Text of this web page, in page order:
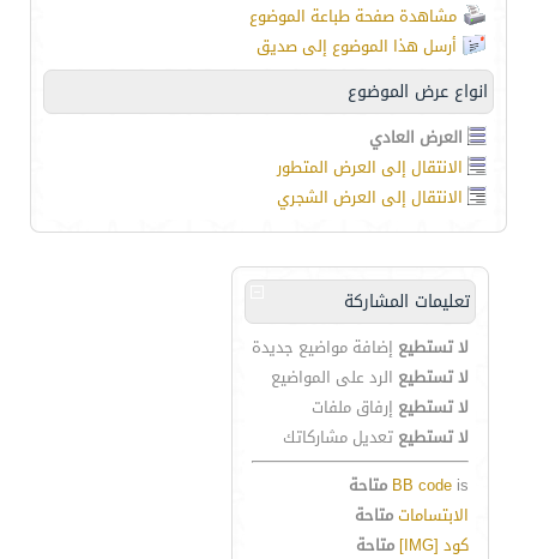
مشاهدة صفحة طباعة الموضوع
أرسل هذا الموضوع إلى صديق
انواع عرض الموضوع
العرض العادي
الانتقال إلى العرض المتطور
الانتقال إلى العرض الشجري
تعليمات المشاركة
لا تستطيع إضافة مواضيع جديدة
لا تستطيع الرد على المواضيع
لا تستطيع إرفاق ملفات
لا تستطيع تعديل مشاركاتك
BB code is
متاحة
الابتساماتمتاحة
كود [IMG]
متاحة